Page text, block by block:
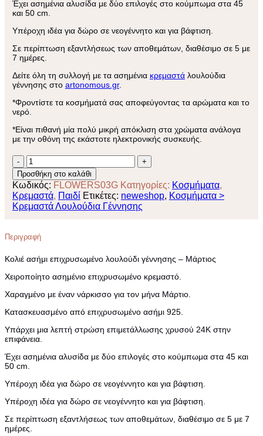
Έχει ασημένια αλυσίδα με δύο επιλογές στο κούμπωμα στα 45
και 50 cm.
Υπέροχη ιδέα για δώρο σε νεογέννητο και για βάφτιση.
Σε περίπτωση εξαντλήσεως των αποθεμάτων, διαθέσιμο σε 5 με
7 ημέρες.
Δείτε όλη τη συλλογή με τα ασημένια κρεμαστάλουλούδια
γέννησης στο artonomous.gr.
*Φροντίστε τα κοσμήματά σας αποφεύγοντας τα αρώματα και το
νερό.
*Είναι πιθανή μία πολύ μικρή απόκλιση στα χρώματα ανάλογα
με την οθόνη της εκάστοτε ηλεκτρονικής συσκευής.
Κολιέ
ασήμι
επιχρυσωμένο
λουλούδι
γέννησης
-
ποσότητα
Προσθήκη στο καλάθι
Κωδικός: FLOWERS03G Κατηγορίες: Κοσμήματα,
Κρεμαστά, Παιδί Ετικέτες: neweshop, Κοσμήματα >
Κρεμαστά Λουλούδια Γέννησης
Περιγραφή
Κολιέ ασήμι επιχρυσωμένο λουλούδι γέννησης – Μάρτιος
Χειροποίητο ασημένιο επιχρυσωμένο κρεμαστό.
Χαραγμένο με έναν νάρκισσο για τον μήνα Μάρτιο
Κατασκευασμένο από επιχρυσωμένο ασήμι 925.
Υπάρχει μια λεπτή στρώση επιμετάλλωσης χρυσού 24Κ στην
επιφάνεια.
Έχει ασημένια αλυσίδα με δύο επιλογές στο κούμπωμα στα 45 και
50 cm.
Υπέροχη ιδέα για δώρο σε νεογέννητο και για βάφτιση.
Υπέροχη ιδέα για δώρο σε νεογέννητο και για βάφτιση.
Σε περίπτωση εξαντλήσεως των αποθεμάτων, διαθέσιμο σε 5 με 7
ημέρες.